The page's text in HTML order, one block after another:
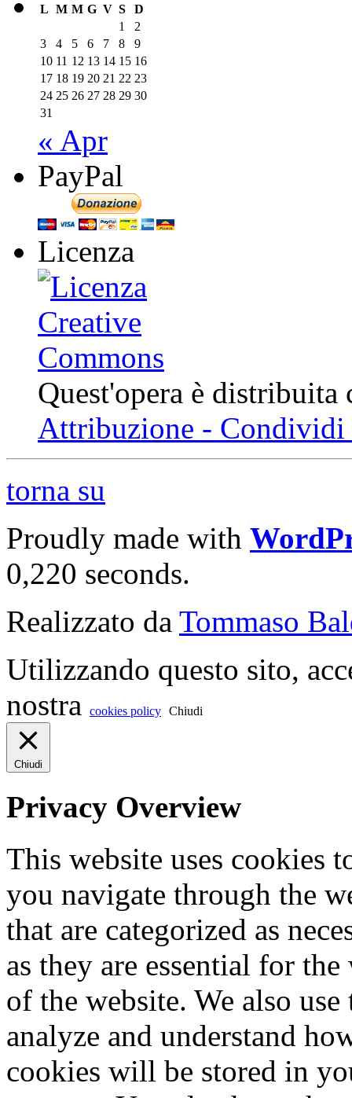
L M M G V S
D
1
2
3
4 5 6 7 8
9
10 11 12 13 14 15 16
17 18 19 20 21 22 23
24 25 26 27 28 29 30
31
« Apr
PayPal
Licenza
Quest'opera è
Attribuzione - Condividi
torna su
Proudly made with
0,220 seconds.
Realizzato da Tommaso
Utilizzando questo sito,
nostra
cookies policy Chiudi
Chiudi
Privacy Overview
This website uses cookies
you navigate through the
that are categorized as
as they are essential for
of the website. We also
analyze and understand
cookies will be stored in